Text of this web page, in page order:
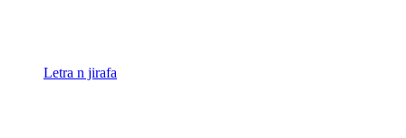
Letra n jirafa